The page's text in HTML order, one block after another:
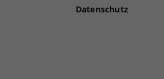
Datenschutz